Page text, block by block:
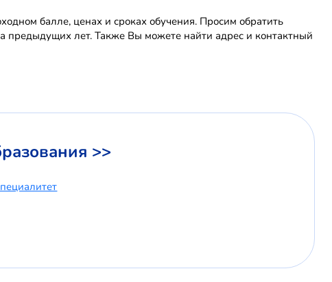
балле, ценах и сроках обучения. Просим обратить
предыдущих лет. Также Вы можете найти адрес и контактный
>>